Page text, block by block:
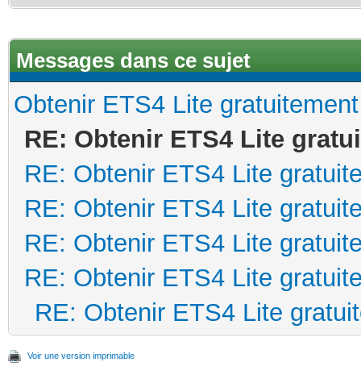
Messages dans ce sujet
Obtenir ETS4 Lite gratuitement
RE: Obtenir ETS4 Lite
RE: Obtenir ETS4 Lite
RE: Obtenir ETS4 Lite
RE: Obtenir ETS4 Lite
RE: Obtenir ETS4 Lite
RE: Obtenir ETS4 Lite
Voir une version imprimable